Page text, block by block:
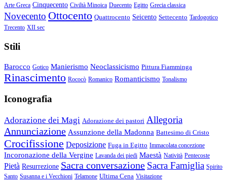
Arte Greca Cinquecento Civiltà Minoica Duecento Egitto Grecia classica
Novecento Ottocento Quattrocento Seicento Settecento Tardogotico
Trecento XII sec
Stili
Barocco Gotico Manierismo Neoclassicismo Pittura Fiamminga
Rinascimento Rococò Romanico Romanticismo Tonalismo
Iconografia
Adorazione dei Magi Adorazione dei pastori Allegoria
Annunciazione Assunzione della Madonna Battesimo di Cristo
Crocifissione Deposizione Fuga in Egitto Immacolata concezione
Incoronazione della Vergine Lavanda dei piedi Maestà Natività Pentecoste
Pietà Resurrezione Sacra conversazione Sacra Famiglia Spirito
Santo Susanna e i Vecchioni Telamone Ultima Cena Visitazione